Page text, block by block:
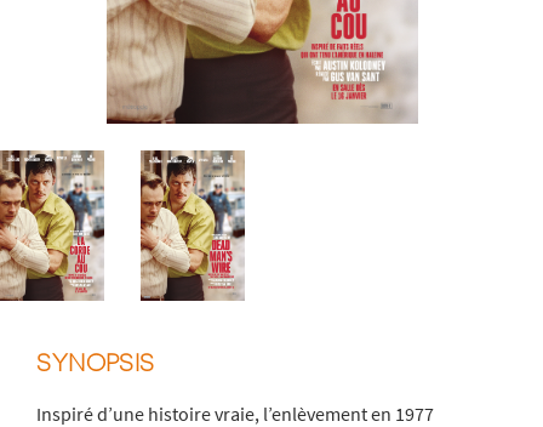
SYNOPSIS
Inspiré d’une histoire vraie, l’enlèvement en 1977